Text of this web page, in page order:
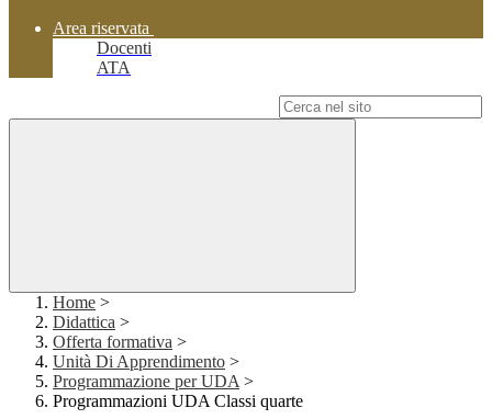
Area riservata
Docenti
ATA
Home >
Didattica >
Offerta formativa >
Unità Di Apprendimento >
Programmazione per UDA >
Programmazioni UDA Classi quarte